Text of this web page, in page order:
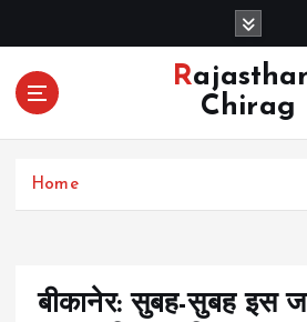
o
Rajasthani
Chirag
Home
बीकानेर: सुबह-सुबह इस